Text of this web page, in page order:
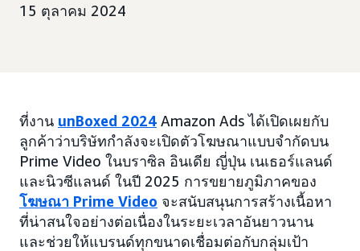
15 ตุลาคม 2024
ที่งาน unBoxed 2024 Amazon Ads ได้เปิดเผยกับ
ลูกค้าว่าบริษัทกำลังจะเปิดตัวโฆษณาแบบจำกัดบน
Prime Video ในบราซิล อินเดีย ญี่ปุ่น เนเธอร์แลนด์
และนิวซีแลนด์ ในปี 2025 การขยายภูมิภาคของ
โฆษณา Prime Video จะสนับสนุนการสร้างเนื้อหา
ที่น่าสนใจอย่างต่อเนื่องในระยะเวลาอันยาวนาน
และช่วยให้แบรนด์ทุกขนาดเชื่อมต่อกับกลุ่มเป้า